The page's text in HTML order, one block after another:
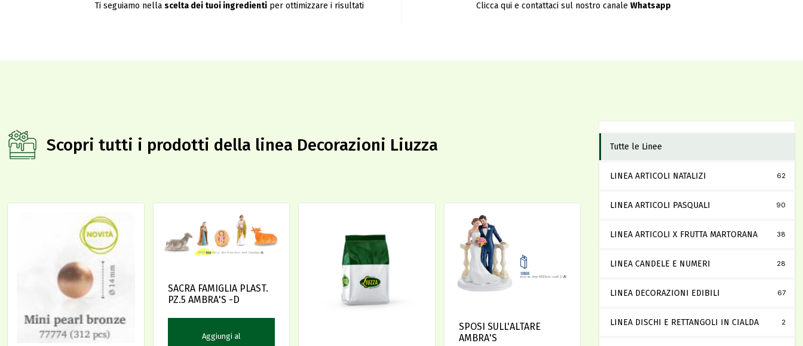
Ti seguiamo nella scelta dei tuoi ingredienti per ottimizzare i risultati Clicca qui e contattaci sul nostro canale Whatsapp
Scopri tutti i prodotti della linea Decorazioni Liuzza
SACRA FAMIGLIA PLAST.
PZ.5 AMBRA'S -D
Aggiungi al
SPOSI SULL'ALTARE
AMBRA'S
Tutte le Linee
LINEA ARTICOLI NATALIZI 62
LINEA ARTICOLI PASQUALI 90
LINEA ARTICOLI X FRUTTA MARTORANA 38
LINEA CANDELE E NUMERI 28
LINEA DECORAZIONI EDIBILI 67
LINEA DISCHI E RETTANGOLI IN CIALDA 2